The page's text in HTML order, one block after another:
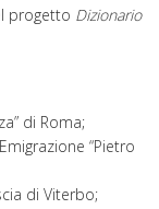
progetto Dizionario
di Roma;
“Pietro
di Viterbo;